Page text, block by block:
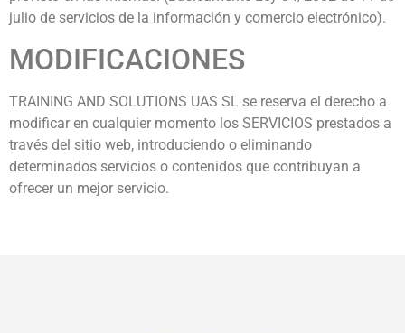
julio de servicios de la información y comercio electrónico).
MODIFICACIONES
TRAINING AND SOLUTIONS UAS SL se reserva el derecho a
modificar en cualquier momento los SERVICIOS prestados a
través del sitio web, introduciendo o eliminando
determinados servicios o contenidos que contribuyan a
ofrecer un mejor servicio.